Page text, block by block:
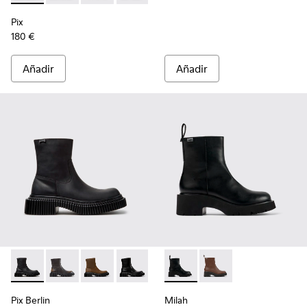
Pix
180 €
Añadir Añadir
Pix Berlin - K400809-004 - Botines de nobuk negros para
Pix Berlin - K400809-005
Pix Berlin - K400809-002
Pix Berlin - K400809-001 - Botas de
Pix Berlin
Milah - K400725-001 -
Milah - K400725-002
Milah